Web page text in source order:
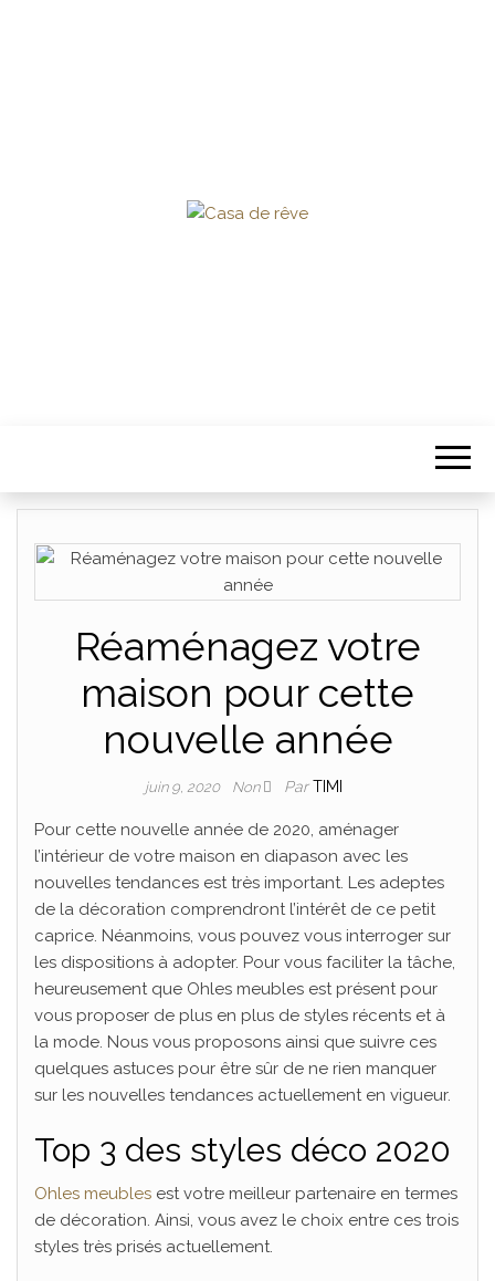
Réaménagez votre
maison pour cette
nouvelle année
juin 9, 2020 Non ParTIMI
Pour cette nouvelle année de 2020, aménager
l’intérieur de votre maison en diapason avec les
nouvelles tendances est très important. Les adeptes
de la décoration comprendront l’intérêt de ce petit
caprice. Néanmoins, vous pouvez vous interroger sur
les dispositions à adopter. Pour vous faciliter la tâche,
heureusement que Ohles meubles est présent pour
vous proposer de plus en plus de styles récents et à
la mode. Nous vous proposons ainsi que suivre ces
quelques astuces pour être sûr de ne rien manquer
sur les nouvelles tendances actuellement en vigueur.
Top 3 des styles déco 2020
Ohles meubles est votre meilleur partenaire en termes
de décoration. Ainsi, vous avez le choix entre ces trois
styles très prisés actuellement.